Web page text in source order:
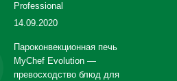
Professional
14.09.2020
Пароконвекционная печь
MyChef Evolution —
превосходство блюд для